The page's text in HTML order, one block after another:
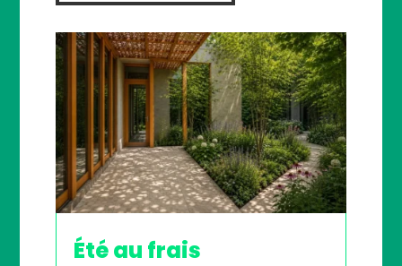
Été au frais